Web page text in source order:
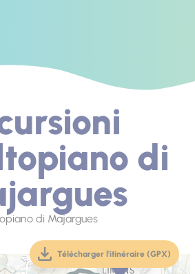
di
di Majargues
Télécharger l'itinéraire (GPX)
(téléchargement,